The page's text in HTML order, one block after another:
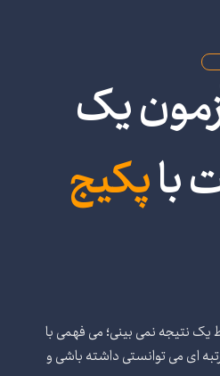
یک
باپکیج
یک نتیجه نمی بینی؛ می فهمی با
در کنکور ۱۴۰۴ چه رتبه ای می توانستی داشته باشی و